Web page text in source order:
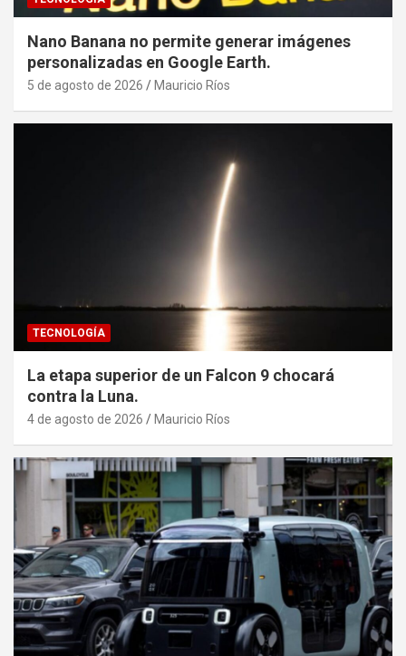
Nano Banana no permite generar imágenes
personalizadas en Google Earth.
5 de agosto de 2026 Mauricio Ríos
TECNOLOGÍA
La etapa superior de un Falcon 9 chocará
contra la Luna.
4 de agosto de 2026 Mauricio Ríos